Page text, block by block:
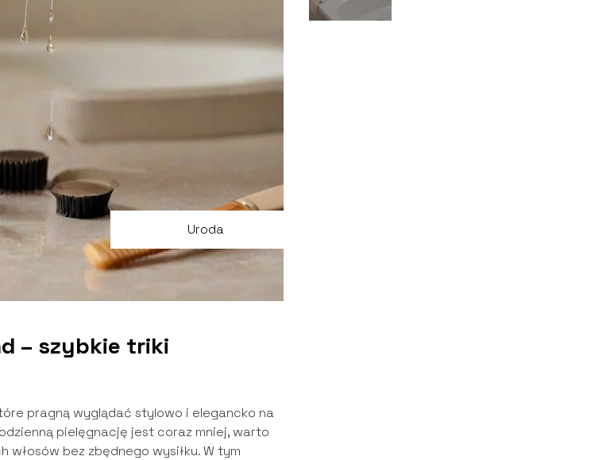
Uroda
– szybkie triki
pragną wyglądać stylowo i elegancko na
pielęgnację jest coraz mniej, warto
bez zbędnego wysiłku. W tym